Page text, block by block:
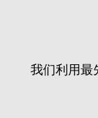
我们利用最